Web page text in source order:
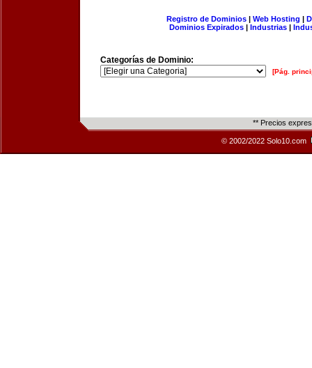
Registro de Dominios| Web Hosting |
Dominios Expirados | Industrias |
Categorías de Dominio:
[Pág.
** Precios
© 2002/2022 Solo10.com